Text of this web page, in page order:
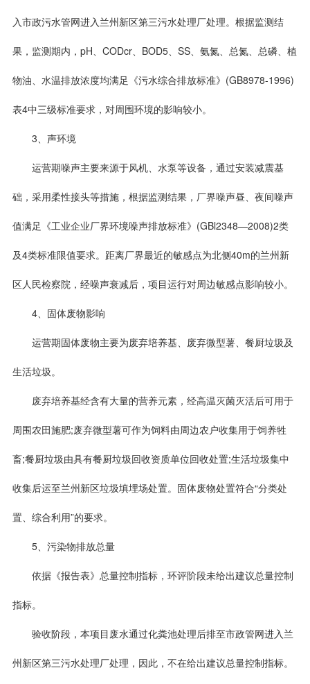
入市政污水管网进入兰州新区第三污水处理厂处理。根据监测结
果，监测期内，pH、CODcr、BOD5、SS、氨氮、总氮、总磷、植
物油、水温排放浓度均满足《污水综合排放标准》(GB8978-1996)
表4中三级标准要求，对周围环境的影响较小。
3、声环境
运营期噪声主要来源于风机、水泵等设备，通过安装减震基
础，采用柔性接头等措施，根据监测结果，厂界噪声昼、夜间噪声
值满足《工业企业厂界环境噪声排放标准》(GBl2348—2008)2类
及4类标准限值要求。距离厂界最近的敏感点为北侧40m的兰州新
区人民检察院，经噪声衰减后，项目运行对周边敏感点影响较小。
4、固体废物影响
运营期固体废物主要为废弃培养基、废弃微型薯、餐厨垃圾及
生活垃圾。
废弃培养基经含有大量的营养元素，经高温灭菌灭活后可用于
周围农田施肥;废弃微型薯可作为饲料由周边农户收集用于饲养牲
畜;餐厨垃圾由具有餐厨垃圾回收资质单位回收处置;生活垃圾集中
收集后运至兰州新区垃圾填埋场处置。固体废物处置符合“分类处
置、综合利用”的要求。
5、污染物排放总量
依据《报告表》总量控制指标，环评阶段未给出建议总量控制
指标。
验收阶段，本项目废水通过化粪池处理后排至市政管网进入兰
州新区第三污水处理厂处理，因此，不在给出建议总量控制指标。